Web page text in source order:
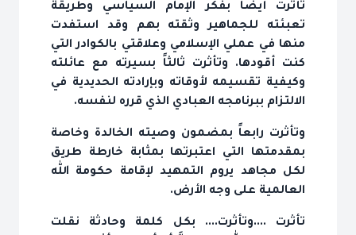
تأثرت أيضاً بفكر الإمام السياسي وطريقة
تعبئته للجماهير وثقته بهم وقد استفدت
منها في عملي الإسلامي وعلاقتي بالكوادر التي
كنت أقودها. وتأثرت ثالثاً بسيرته مع عائلته
وكيفية تقسيمه لأوقاته وبإرادته الحديدية في
الالتزام ببرنامجه العبادي الذي قرره لنفسه.
وتأثرت رابعاً بمضمون وصيته الخالدة وخاصة
بمقدمتها التي اعتبرتها بمثابة خارطة طريق
لكل مجاهد يروم التمهيد لإقامة حكومة الله
العالمية على وجه الأرض.
تأثرت ....وتأثرت.... بكل كلمة وحادثة نقلت